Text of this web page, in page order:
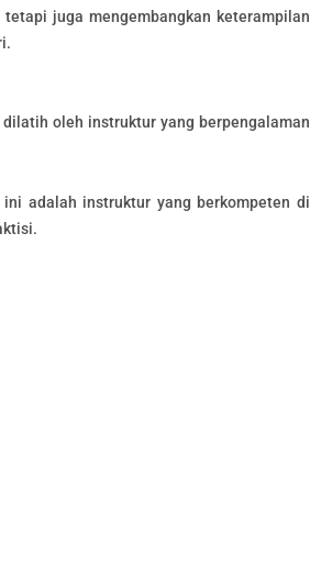
juga mengembangkan keterampilan
oleh instruktur yang berpengalaman
adalah instruktur yang berkompeten di